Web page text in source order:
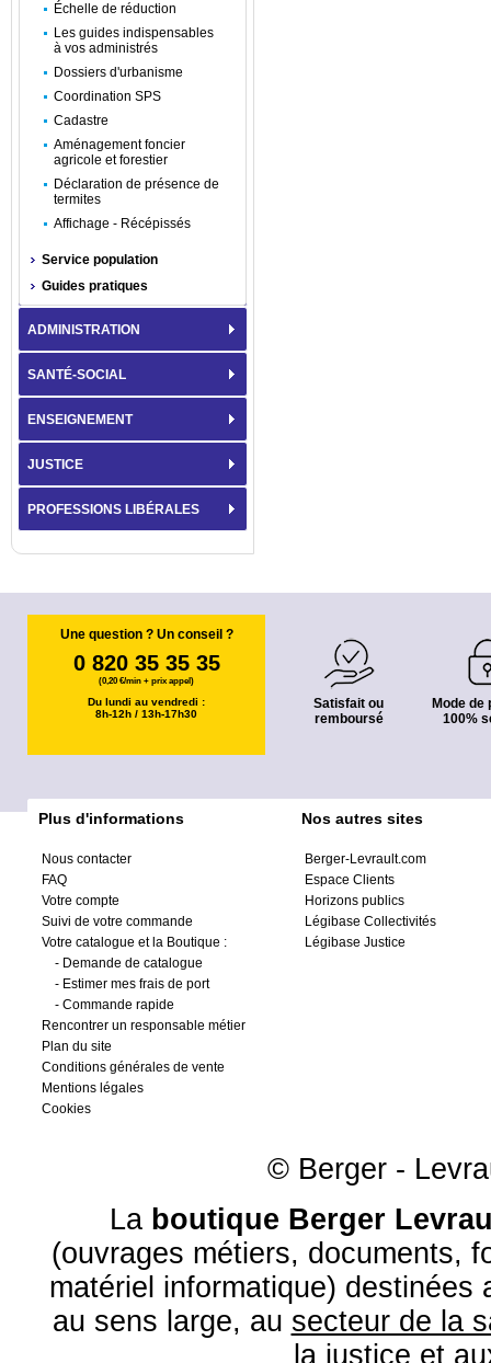
Échelle de réduction
Les guides indispensables
à vos administrés
Dossiers d'urbanisme
Coordination SPS
Cadastre
Aménagement foncier
agricole et forestier
Déclaration de présence de
termites
Affichage - Récépissés
Service population
Guides pratiques
ADMINISTRATION
SANTÉ-SOCIAL
ENSEIGNEMENT
JUSTICE
PROFESSIONS LIBÉRALES
Une question ? Un conseil ?
0 820 35 35 35
(0,20 €/min + prix appel)
Du lundi au vendredi :
8h-12h / 13h-17h30
Satisfait ou
remboursé
Mode de
100%
Plus d'informations
Nous contacter
FAQ
Votre compte
Suivi de votre commande
Votre catalogue et la Boutique :
- Demande de catalogue
- Estimer mes frais de port
- Commande rapide
Rencontrer un responsable métier
Plan du site
Conditions générales de vente
Mentions légales
Cookies
Nos autres sites
Berger-Levrault.com
Espace Clients
Horizons publics
Légibase Collectivités
Légibase Justice
© Berger -
La boutique Berger
(ouvrages métiers, documents,
matériel informatique) destinées
au sens large, au secteur de la
la justice et